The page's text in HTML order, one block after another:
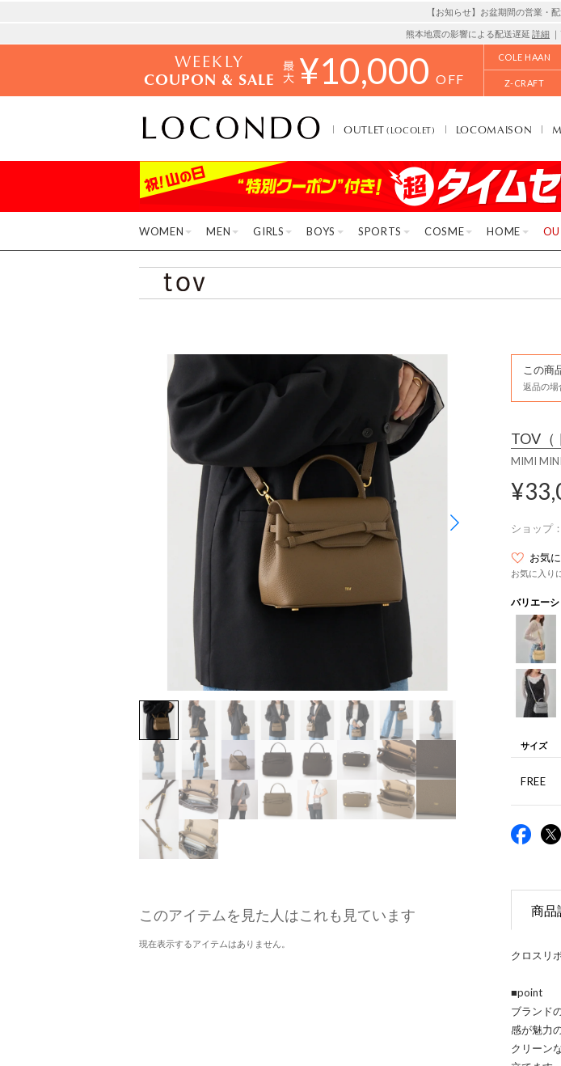
【お知らせ】お盆期間の営業・
熊本地震の影響による配送遅延 詳細
WEEKLY
COUPON & SALE ¥10,000 OFF
COLE HAAN
Z-CRAFT
OUTLET(LOCOLET) LOCOMAISON
WOMEN MEN GIRLS BOYS SPORTS COSME HOME
このアイテムを見た人はこれも見ています
現在表示するアイテムはありません。
この商
返品の場
TOV
MIMI MINI
ショップ：
お気
お気に入り
バリエー
サイズ
FREE
商品
クロスリ
■point
ブランド
感が魅力
クリーン